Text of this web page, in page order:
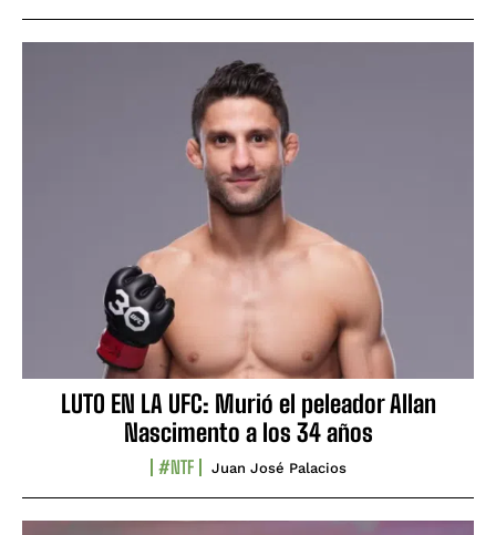
LUTO EN LA UFC: Murió el peleador Allan
Nascimento a los 34 años
#NTF Juan José Palacios